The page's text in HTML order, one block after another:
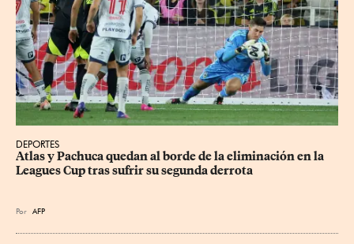
DEPORTES
Atlas y Pachuca quedan al borde de la eliminación en la
Leagues Cup tras sufrir su segunda derrota
Por AFP